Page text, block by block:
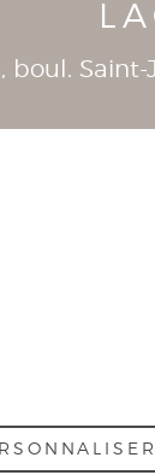
boul.